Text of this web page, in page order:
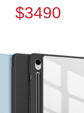
支架鍵盤 平板保護套
$3490